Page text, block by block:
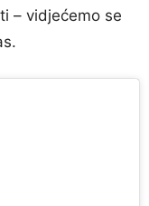
– vidjećemo se